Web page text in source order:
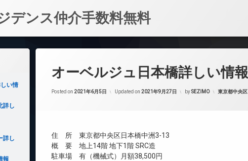
デンス仲介手数料無料
オーベルジュ日本橋詳しい情報
Posted on 2021年6月5日 Updated on 2021年9月27日 bySEZIMO カテゴリー:
東京都中央区
住 所 東京都中央区日本橋中洲3-13
概 要 地上14階 地下1階 SRC造
駐車場 有（機械式）月額38,500円
い情
詳し
詳し
報